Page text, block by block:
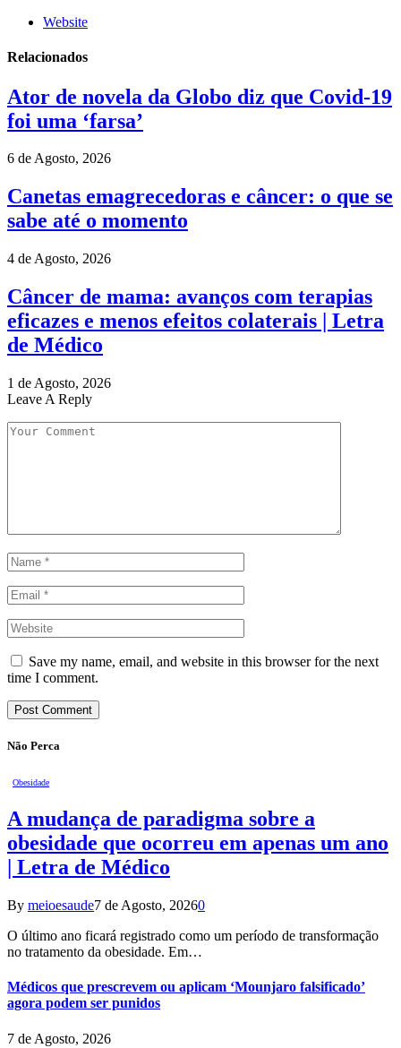
Website
Relacionados
Ator de novela da Globo diz que Covid-19
foi uma ‘farsa’
6 de Agosto, 2026
Canetas emagrecedoras e câncer: o que se
sabe até o momento
4 de Agosto, 2026
Câncer de mama: avanços com terapias
eficazes e menos efeitos colaterais | Letra
de Médico
1 de Agosto, 2026
Leave A Reply
Save my name, email, and website in this browser for the next
time I comment.
Não Perca
Obesidade
A mudança de paradigma sobre a
obesidade que ocorreu em apenas um ano
| Letra de Médico
By meioesaude7 de Agosto, 20260
O último ano ficará registrado como um período de transformação
no tratamento da obesidade. Em…
Médicos que prescrevem ou aplicam ‘Mounjaro falsificado’
agora podem ser punidos
7 de Agosto, 2026